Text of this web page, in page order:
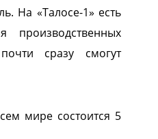
На «Талосе-1» есть
сразу смогут
мире состоится 5